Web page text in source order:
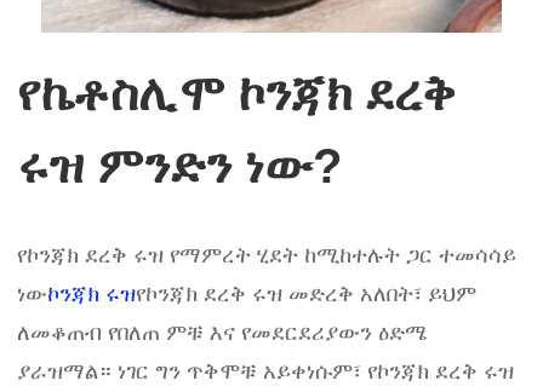
የኬቶስሊሞ ኮንጃክ ደረቅ
ሩዝ ምንድን ነው?
የኮንጃክ ደረቅ ሩዝ የማምረት ሂደት ከሚከተሉት ጋር ተመሳሳይ
ነውኮንጃክ ሩዝየኮንጃክ ደረቅ ሩዝ መድረቅ አለበት፣ ይህም
ለመቆጠብ የበለጠ ምቹ እና የመደርደሪያውን ዕድሜ
ያራዝማል። ነገር ግን ጥቅሞቹ አይቀነሱም፣ የኮንጃክ ደረቅ ሩዝ